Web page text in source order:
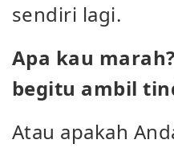
sendiri lagi.
Apa kau
begitu ambil
Atau apakah